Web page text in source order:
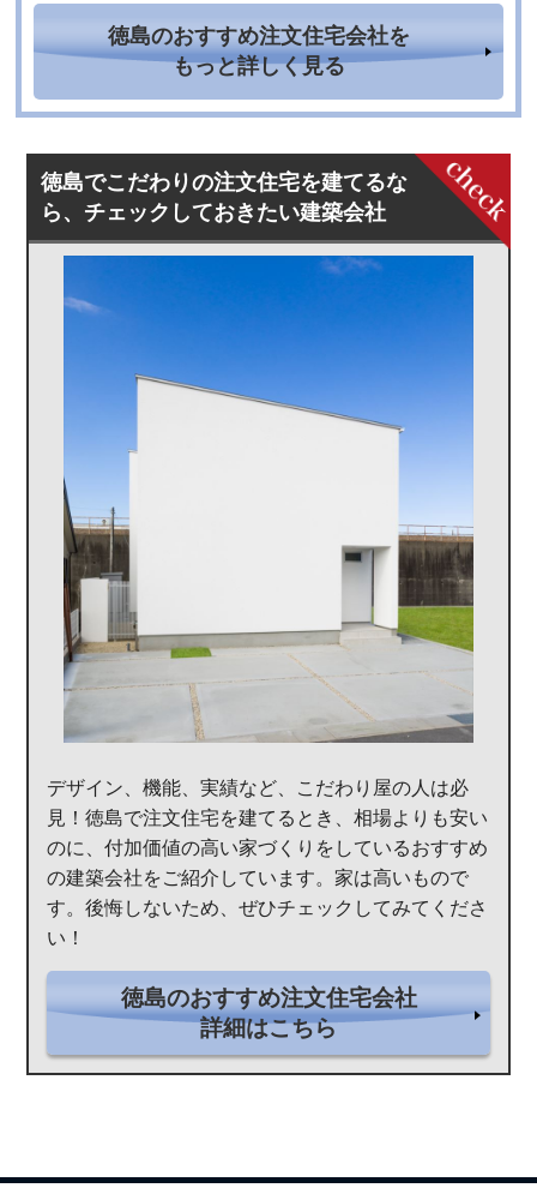
徳島のおすすめ注文住宅会社を
もっと詳しく見る
徳島でこだわりの注文住宅を建てるな
ら、チェックしておきたい建築会社
デザイン、機能、実績など、こだわり屋の人は必
見！徳島で注文住宅を建てるとき、相場よりも安い
のに、付加価値の高い家づくりをしているおすすめ
の建築会社をご紹介しています。家は高いもので
す。後悔しないため、ぜひチェックしてみてくださ
い！
徳島のおすすめ注文住宅会社
詳細はこちら